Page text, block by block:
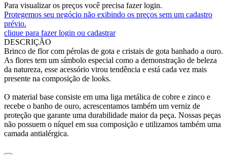
Para visualizar os preços você precisa fazer login.
Protegemos seu negócio não exibindo os preços sem um cadastro
prévio.
clique para fazer login ou cadastrar
DESCRIÇÃO
Brinco de flor com pérolas de gota e cristais de gota banhado a ouro.
As flores tem um símbolo especial como a demonstração de beleza
da natureza, esse acessório virou tendência e está cada vez mais
presente na composição de looks.
O material base consiste em uma liga metálica de cobre e zinco e
recebe o banho de ouro, acrescentamos também um verniz de
proteção que garante uma durabilidade maior da peça. Nossas peças
não possuem o níquel em sua composição e utilizamos também uma
camada antialérgica.